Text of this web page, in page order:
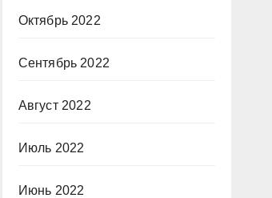
Октябрь 2022
Сентябрь 2022
Август 2022
Июль 2022
Июнь 2022